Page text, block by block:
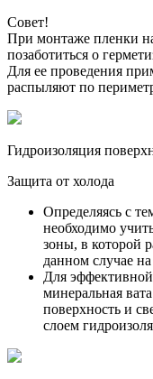
Совет!
При монтаже пленки
позаботиться о
Для ее проведения
распыляют по
Гидроизоляция
Защита от холода
Определяясь с
необходимо
зоны, в которой
данном случае
Для
минеральная
поверхность и
слоем